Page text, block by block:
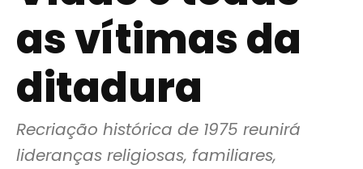
as vítimas da
ditadura
Recriação histórica de 1975 reunirá
lideranças religiosas, familiares,